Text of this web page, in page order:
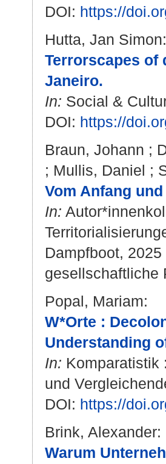
DOI: https://
Hutta, Jan Simon:
Terrorscapes of
Janeiro.
In: Social &
DOI: https://
Braun, Johann ;
; Mullis, Daniel ;
Vom Anfang
In:
Dampfboot,
gesellschaftliche
Popal, Mariam:
W*Orte :
Understanding
In: Komparatistik
und
DOI: https://
Brink, Alexander:
Warum